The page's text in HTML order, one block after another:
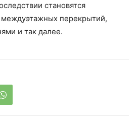
становятся
перекрытий,
и так далее.